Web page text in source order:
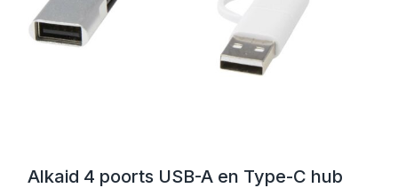
Alkaid 4 poorts USB-A en Type-C hub